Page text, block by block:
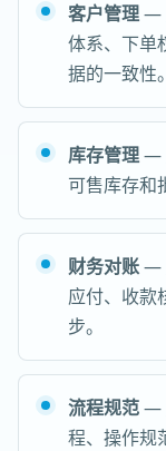
客户管理—
体系、下单
据的一致性。
库存管理—
可售库存和
财务对账—
应付、收款
步。
流程规范—
程、操作规